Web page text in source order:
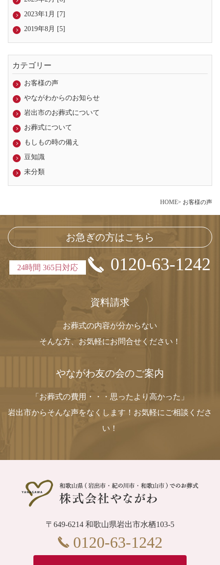
2023年1月 [7]
2019年8月 [5]
カテゴリー
お客様の声
やながわからのお知らせ
岩出市のお葬式について
お葬式について
もしもの時の備え
豆知識
未分類
HOME> お客様の声
お急ぎの方はこちら
24時間 365日対応 0120-63-1242
資料請求
お葬式の内容が分からない
そんな方、お気軽にお問合せください！
やながわ友の会のご案内
「お葬式の費用・・・思ったより高かった」
岩出市からそんな声をなくします！お気軽にご相談くださ
い！
〒649-6214 和歌山県岩出市水栖103-5
0120-63-1242